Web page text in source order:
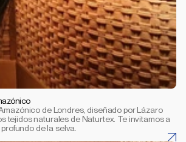
tejidos naturales de Naturtex. Te invitamos a
de la selva.